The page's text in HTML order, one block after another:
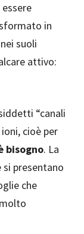
essere
in
suoli
attivo:
“canali
cioè per
bisogno. La
presentano
che